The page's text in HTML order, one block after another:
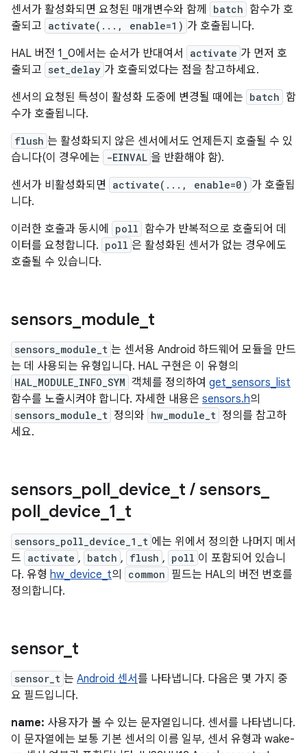
센서가 활성화되면 요청된 매개변수와 함께 batch 함수가 호
출되고 activate(..., enable=1) 가 호출됩니다.
HAL 버전 1_0에서는 순서가 반대여서
activate 가 먼저 호
출되고 set_delay 가 호출되었다는 점을 참고하세요.
센서의 요청된 특성이 활성화 도중에 변경될 때에는 batch 함
수가 호출됩니다.
flush 는 활성화되지 않은 센서에서도 언제든지 호출될 수 있
습니다(이 경우에는
-EINVAL 을 반환해야 함).
센서가 비활성화되면
activate(..., enable=0) 가 호출됩
니다.
이러한 호출과 동시에
poll 함수가 반복적으로 호출되어 데
이터를 요청합니다. poll 은 활성화된 센서가 없는 경우에도
호출될 수 있습니다.
sensors module t
sensors_module_t 는 센서용 Android 하드웨어 모듈을 만드
는 데 사용되는 유형입니다. HAL 구현은 이 유형의
HAL_MODULE_INFO_SYM 객체를 정의하여 get_sensors_list
함수를 노출시켜야 합니다. 자세한 내용은 sensors.h의
sensors_module_t 정의와 hw_module_t 정의를 참고하
세요.
sensors poll device t / sensors
poll device 1 t
sensors_poll_device_1_t 에는 위에서 정의한 나머지 메서
드 activate , batch , flush , poll 이 포함되어 있습니
다. 유형 hw_device_t의 common 필드는 HAL의 버전 번호를
정의합니다.
sensor t
sensor_t 는 Android 센서를 나타냅니다. 다음은 몇 가지 중
요 필드입니다.
name: 사용자가 볼 수 있는 문자열입니다. 센서를 나타냅니다.
이 문자열에는 보통 기본 센서의 이름 일부, 센서 유형과 wake-